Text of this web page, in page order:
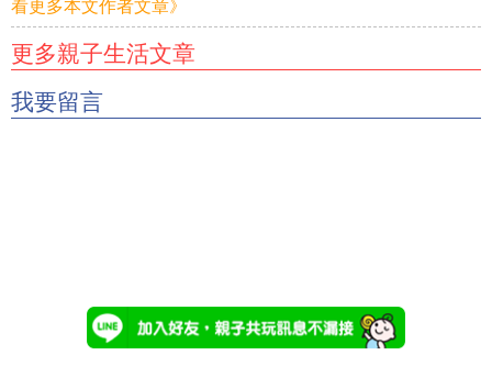
看更多本文作者文章》
更多親子生活文章
我要留言